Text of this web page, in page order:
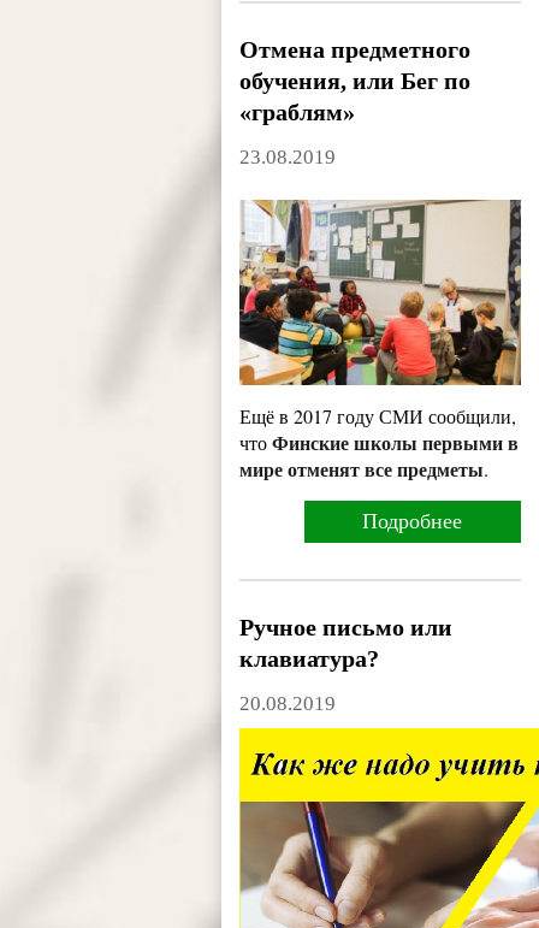
Отмена предметного
обучения, или Бег по
«граблям»
23.08.2019
Ещё в 2017 году СМИ сообщили,
чтоФинские школы первыми в
мире отменят все предметы.
Подробнее
Ручное письмо или
клавиатура?
20.08.2019